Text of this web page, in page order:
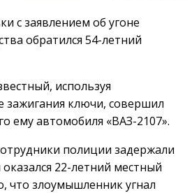
с заявлением об угоне
обратился 54-летний
используя
зажигания ключи, совершил
ему автомобиля «ВАЗ-2107».
полиции задержали
22-летний местный
что злоумышленник угнал